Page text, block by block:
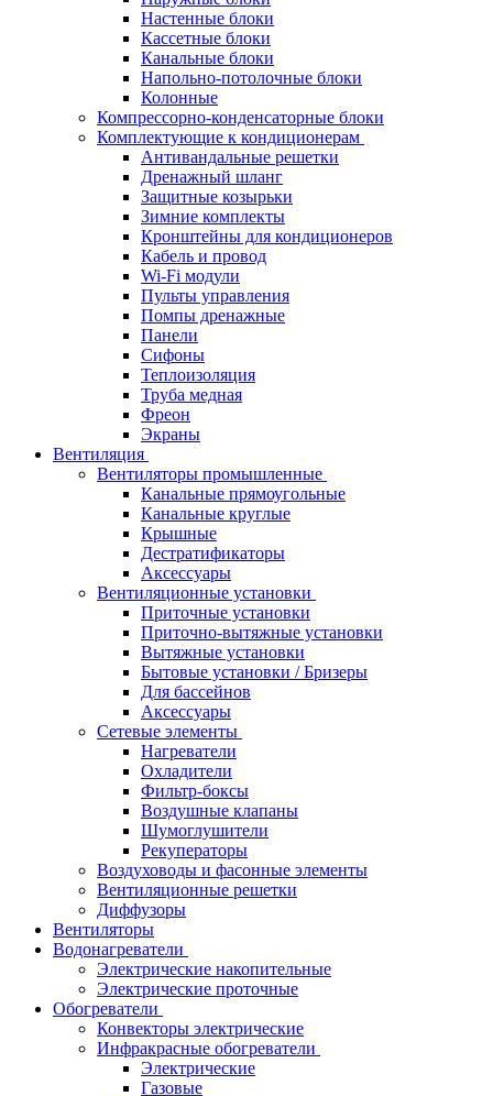
Настенные блоки
Кассетные блоки
Канальные блоки
Напольно-потолочные блоки
Колонные
Компрессорно-конденсаторные блоки
Комплектующие к кондиционерам
Антивандальные решетки
Дренажный шланг
Защитные козырьки
Зимние комплекты
Кронштейны для кондиционеров
Кабель и провод
Wi-Fi модули
Пульты управления
Помпы дренажные
Панели
Сифоны
Теплоизоляция
Труба медная
Фреон
Экраны
Вентиляция
Вентиляторы промышленные
Канальные прямоугольные
Канальные круглые
Крышные
Дестратификаторы
Аксессуары
Вентиляционные установки
Приточные установки
Приточно-вытяжные установки
Вытяжные установки
Бытовые установки / Бризеры
Для бассейнов
Аксессуары
Сетевые элементы
Нагреватели
Охладители
Фильтр-боксы
Воздушные клапаны
Шумоглушители
Рекуператоры
Воздуховоды и фасонные элементы
Вентиляционные решетки
Диффузоры
Вентиляторы
Водонагреватели
Электрические накопительные
Электрические проточные
Обогреватели
Конвекторы электрические
Инфракрасные обогреватели
Электрические
Газовые